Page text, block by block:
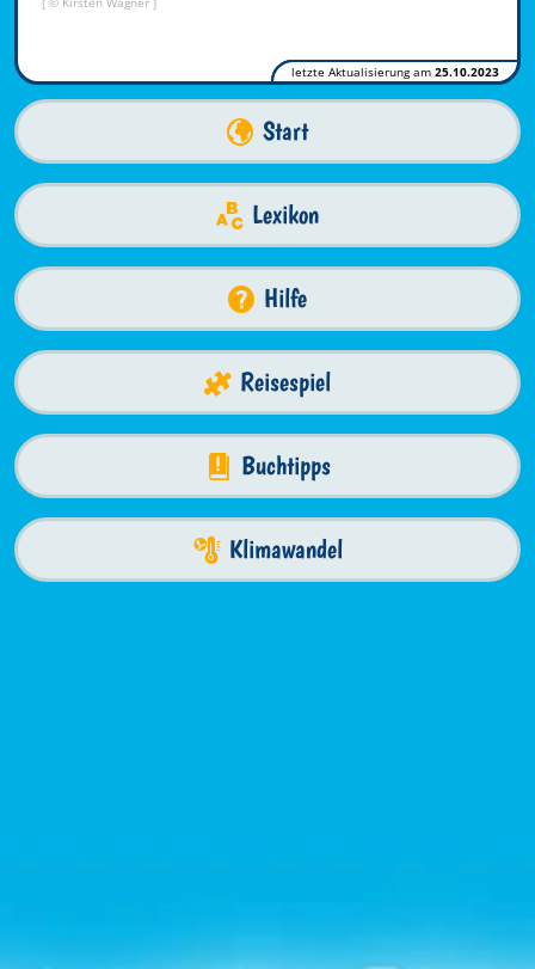
letzte Aktualisierung am 25.10.2023
Start
Lexikon
Hilfe
Reisespiel
Buchtipps
Klimawandel